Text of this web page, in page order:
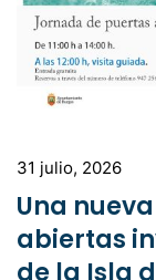
Una
abiertas
de la Isla